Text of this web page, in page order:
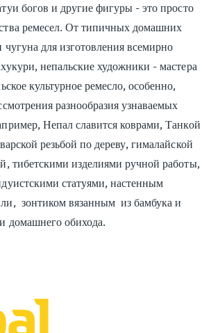
богов и другие фигуры - это просто
ремесел. От типичных домашних
чугуна для изготовления всемирно
непальские художники - мастера
культурное ремесло, особенно,
разнообразия узнаваемых
Непал славится коврами, Танкой
резьбой по дереву, гималайской
тибетскими изделиями ручной работы,
статуями, настенным
зонтиком вязанным из бамбука и
домашнего обихода.